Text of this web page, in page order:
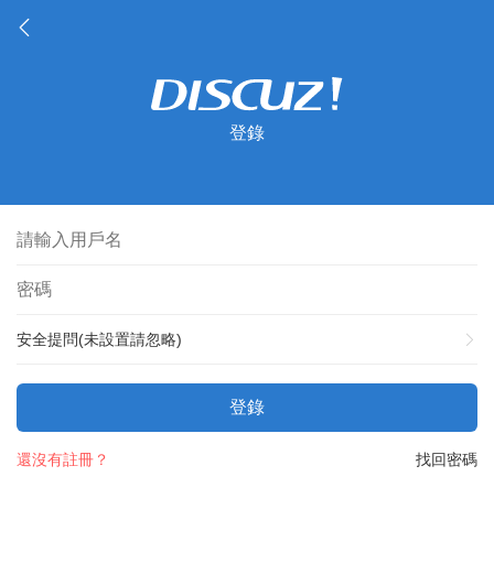
登錄
安全提問(未設置請忽略)
登錄
找回密碼
還沒有註冊？